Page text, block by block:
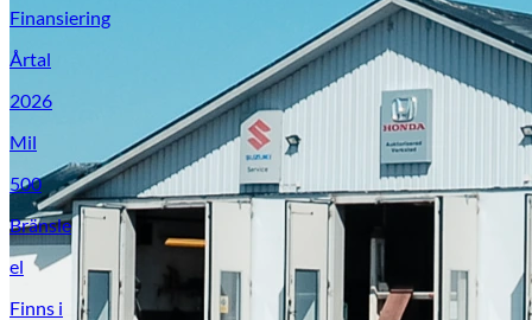
Finansiering
Årtal
2026
Mil
500
Bränsle
el
Finns i